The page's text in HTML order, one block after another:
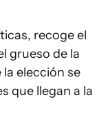
recoge el
grueso de la
elección se
que llegan a la